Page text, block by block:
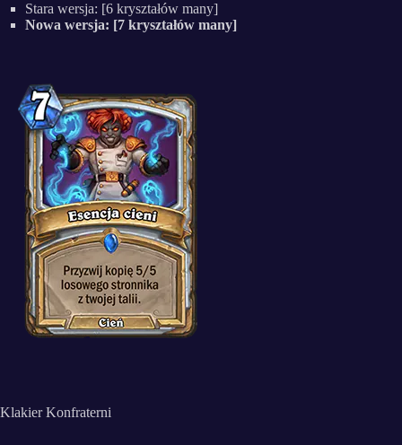
Stara wersja: [6 kryształów many]
Nowa wersja: [7 kryształów many]
Klakier Konfraterni